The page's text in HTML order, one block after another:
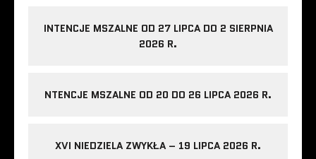
INTENCJE MSZALNE OD 27 LIPCA DO 2 SIERPNIA
2026 R.
NTENCJE MSZALNE OD 20 DO 26 LIPCA 2026 R.
XVI NIEDZIELA ZWYKŁA – 19 LIPCA 2026 R.